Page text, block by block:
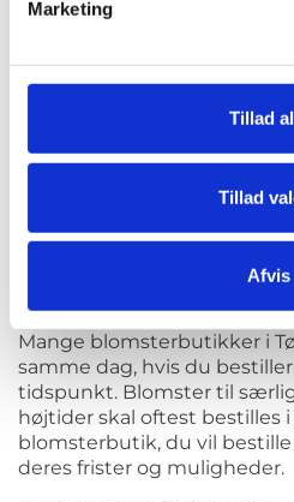
Marketing
Tillad
Tillad
Afvis
særlige tidsfrister og ekstra
De fleste blomsterbutikker i
gaveindpakning af
del af prisen eller mod et
mulighederne for
at du tjekker prisen hos
Hvor lang tid i forvejen
Mange blomsterbutikker i
samme dag, hvis du
tidspunkt. Blomster til
højtider skal oftest bestilles
blomsterbutik, du vil bestille
deres frister og muligheder.